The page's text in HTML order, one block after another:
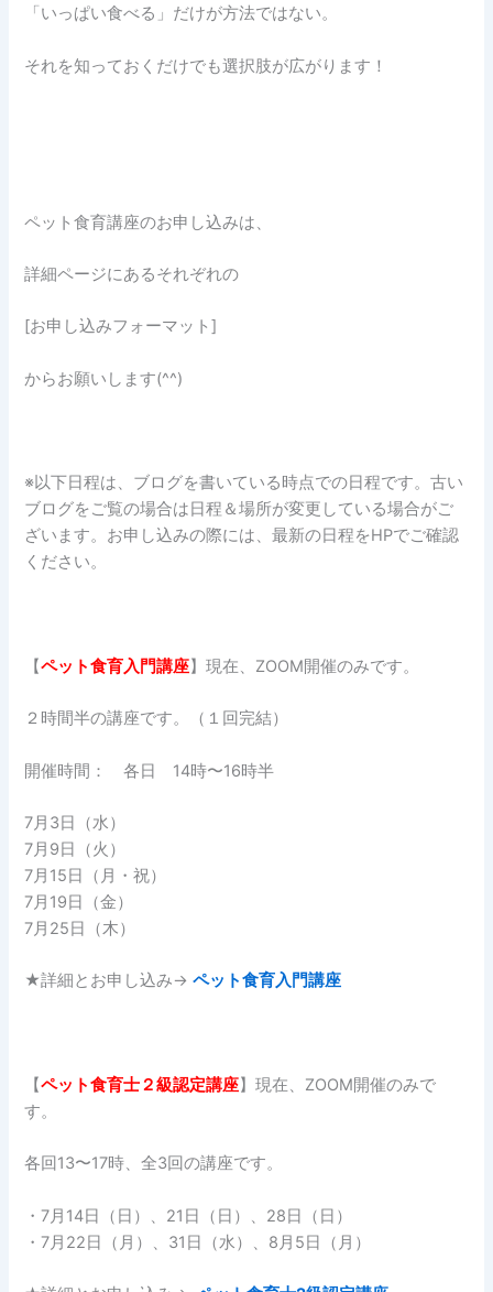
「いっぱい食べる」だけが方法ではない。
それを知っておくだけでも選択肢が広がります！
ペット食育講座のお申し込みは、
詳細ページにあるそれぞれの
[お申し込みフォーマット]
からお願いします(^^)
※以下日程は、ブログを書いている時点での日程です。古い
ブログをご覧の場合は日程＆場所が変更している場合がご
ざいます。お申し込みの際には、最新の日程をHPでご確認
ください。
【ペット食育入門講座】現在、ZOOM開催のみです。
２時間半の講座です。（１回完結）
開催時間： 各日 14時〜16時半
7月3日（水）
7月9日（火）
7月15日（月・祝）
7月19日（金）
7月25日（木）
★詳細とお申し込み→ペット食育入門講座
【ペット食育士２級認定講座】現在、ZOOM開催のみで
す。
各回13〜17時、全3回の講座です。
・7月14日（日）、21日（日）、28日（日）
・7月22日（月）、31日（水）、8月5日（月）